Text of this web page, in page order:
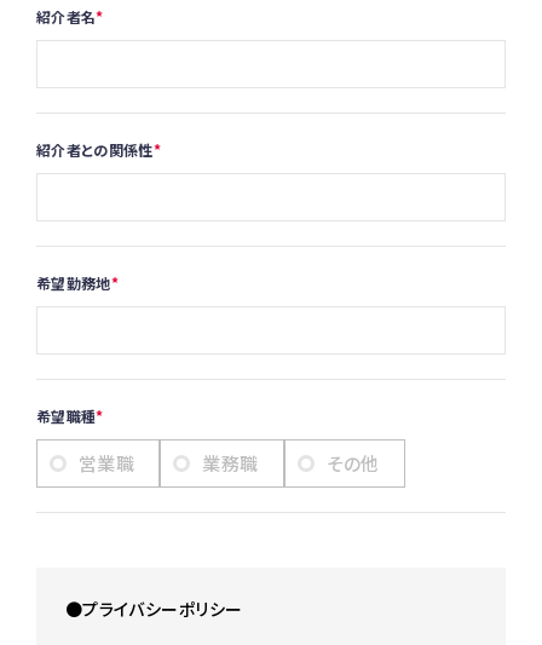
紹介者名
紹介者との関係性
希望勤務地
希望職種
営業職 業務職 その他
●プライバシーポリシー